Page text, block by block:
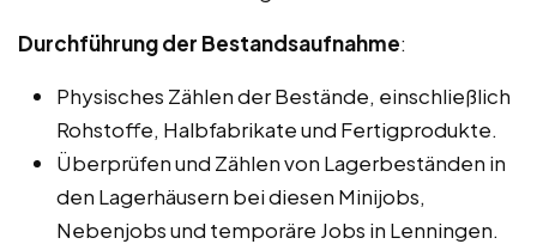
Durchführung der Bestandsaufnahme:
Physisches Zählen der Bestände, einschließlich
Rohstoffe, Halbfabrikate und Fertigprodukte.
Überprüfen und Zählen von Lagerbeständen in
den Lagerhäusern bei diesen Minijobs,
Nebenjobs und temporäre Jobs in Lenningen.